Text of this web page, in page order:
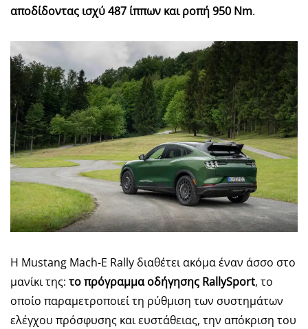
αποδίδοντας ισχύ 487 ίππων και ροπή 950 Nm.
Η Mustang Mach-E Rally διαθέτει ακόμα έναν άσσο στο
μανίκι της: το πρόγραμμα οδήγησης RallySport, το
οποίο παραμετροποιεί τη ρύθμιση των συστημάτων
ελέγχου πρόσφυσης και ευστάθειας, την απόκριση του